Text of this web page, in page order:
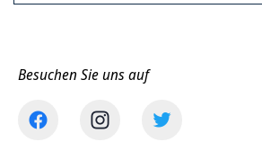
Besuchen Sie uns auf